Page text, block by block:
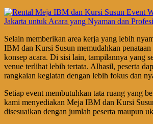
Selain memberikan area kerja yang lebih
IBM dan Kursi Susun memudahkan penataan
konsep acara. Di sisi lain, tampilannya yang
venue terlihat lebih tertata. Alhasil, peserta
rangkaian kegiatan dengan lebih fokus dan
Setiap event membutuhkan tata ruang yang
kami menyediakan Meja IBM dan Kursi
disesuaikan dengan jumlah peserta maupun